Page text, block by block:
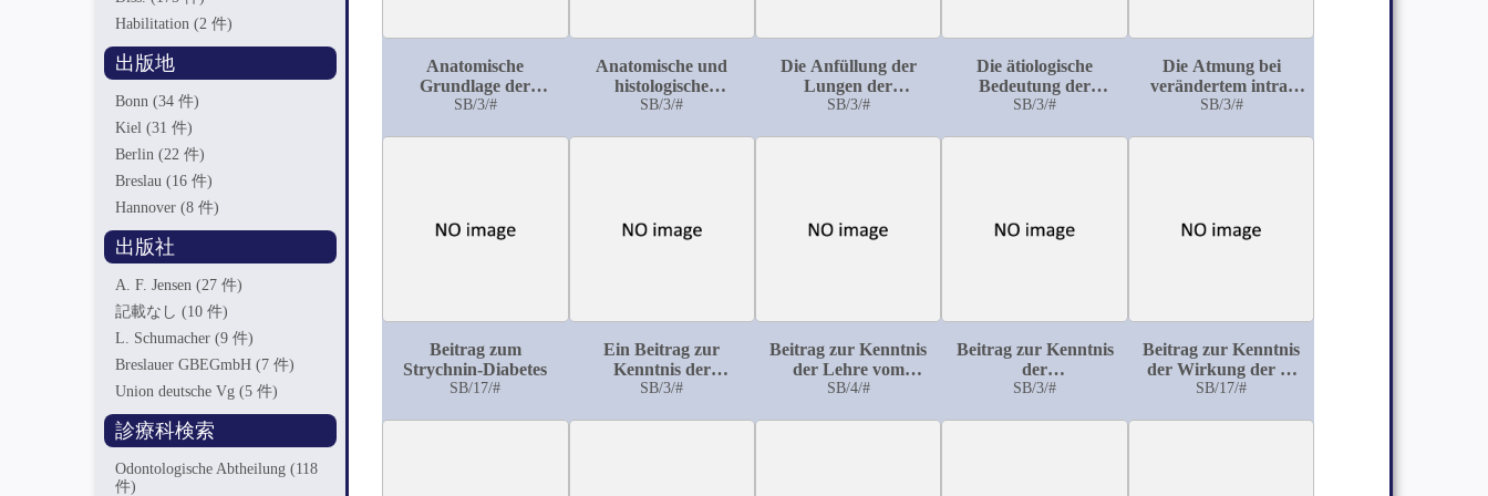
Habilitation(2 件)
出版地
Bonn(34 件)
Kiel(31 件)
Berlin(22 件)
Breslau(16 件)
Hannover(8 件)
出版社
A. F. Jensen(27 件)
記載なし(10 件)
L. Schumacher(9 件)
Breslauer GBEGmbH(7 件)
Union deutsche Vg(5 件)
診療科検索
Odontologische Abtheilung(118
件)
Anatomische
Grundlage der
erworbenen
SB/3/#
Anatomische und
histologische
Untersuchungen über
SB/3/#
Die Anfüllung der
Lungen der
geschlachteten
SB/3/#
Die ätiologische
Bedeutung der
Oelkuchenfütterung
SB/3/#
Die Atmung bei
verändertem intra-
und extrapulmonalem
SB/3/#
Beitrag zum
Strychnin-Diabetes
SB/17/#
Ein Beitrag zur
Kenntnis der
infectiösen
SB/3/#
Beitrag zur Kenntnis
der Lehre vom
Stoffwechsel der
SB/4/#
Beitrag zur Kenntnis
der
Milehdrüsengeschwülste
SB/3/#
Beitrag zur Kenntnis
der Wirkung der α-
Cyan α-Milchsäure
SB/17/#